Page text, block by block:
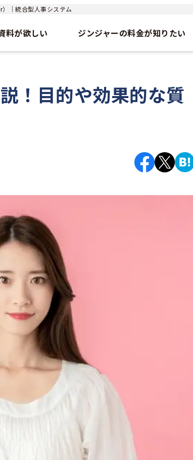
｜統合型人事システム
料が欲しい ジンジャーの料金が知りたい
！目的や効果的な質